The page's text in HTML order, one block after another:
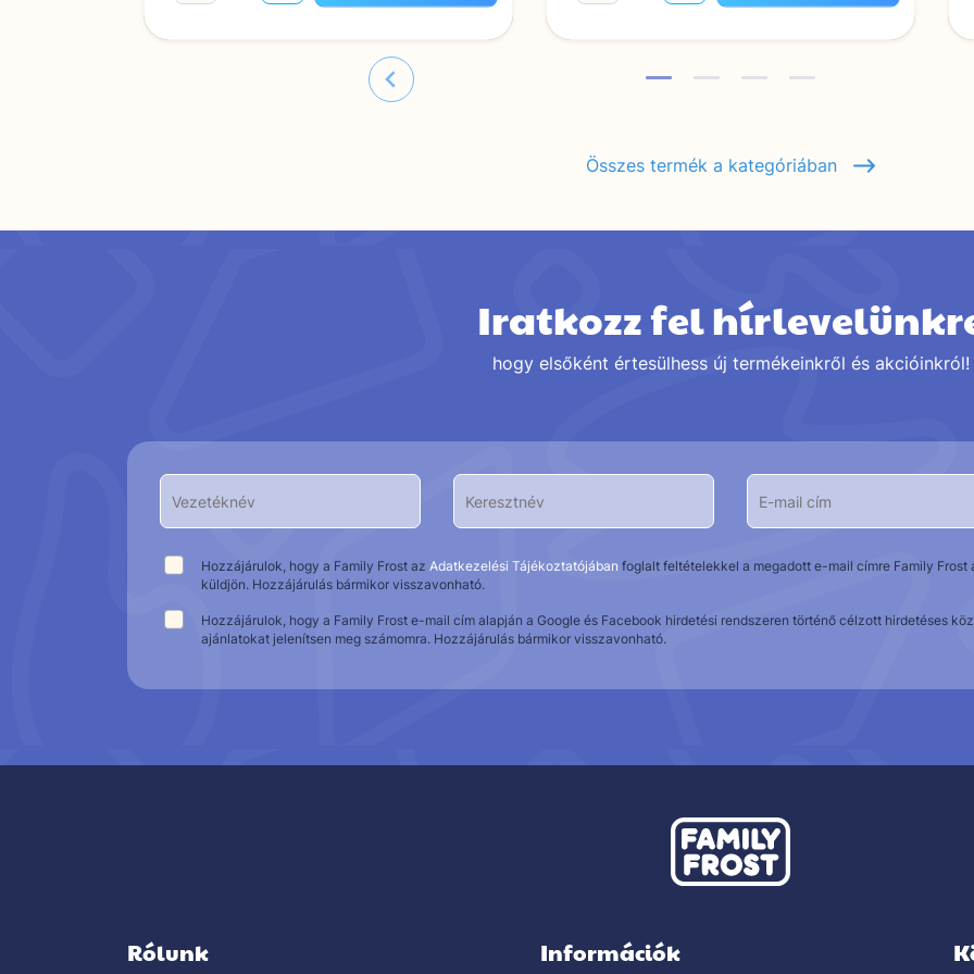
Összes termék a kategóriában
Iratkozz fel
hogy elsőként értesülhess új termékeinkről és akcióinkról!
Hozzájárulok, hogy a Family Frost az Adatkezelési Tájékoztatójában foglalt feltételekkel a megadott e-mail címre Family
küldjön. Hozzájárulás bármikor visszavonható.
Hozzájárulok, hogy a Family Frost e-mail cím alapján a Google és Facebook hirdetési rendszeren történő célzott hirdetéses
ajánlatokat jelenítsen meg számomra. Hozzájárulás bármikor visszavonható.
Rólunk Információk